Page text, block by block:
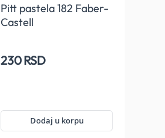
Pitt pastela 182 Faber-
Castell
230 RSD
Dodaj u korpu